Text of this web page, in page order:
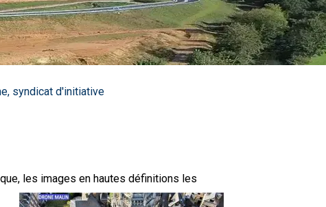
syndicat d'initiative
les images en hautes définitions les